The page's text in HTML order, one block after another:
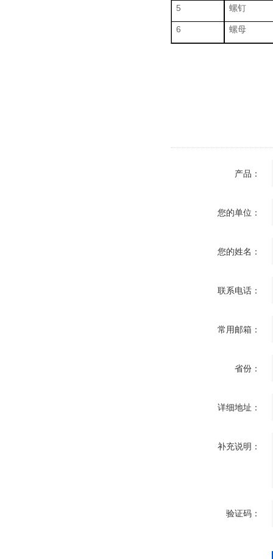
5 螺钉
6 螺母
产品：
您的单位：
您的姓名：
联系电话：
常用邮箱：
省份：
详细地址：
补充说明：
验证码：